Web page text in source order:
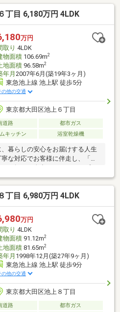
丁目 6,180万円 4LDK
万円
取り 4LDK
物面積106.69m2
地面積96.58m2
年月 2007年6月(築19年3ヶ月)
東急池上線 池上駅 徒歩5分
の他の交通
東京都大田区池上６丁目
道路
都市ガス
キッチン 浴室乾燥機
暮らしの安心をお届けする人生
な対応でお客様に伴走し、「あ
丁目 6,980万円 4LDK
万円
取り 4LDK
物面積91.12m2
地面積81.65m2
年月 1998年12月(築27年9ヶ月)
東急池上線 池上駅 徒歩9分
の他の交通
東京都大田区池上８丁目
道路
都市ガス